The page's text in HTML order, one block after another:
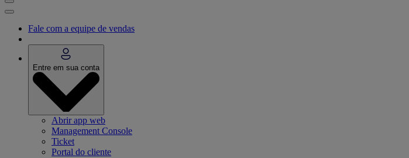
Fale com a equipe de vendas
Entre em sua conta
Abrir app web
Management Console
Ticket
Portal do cliente